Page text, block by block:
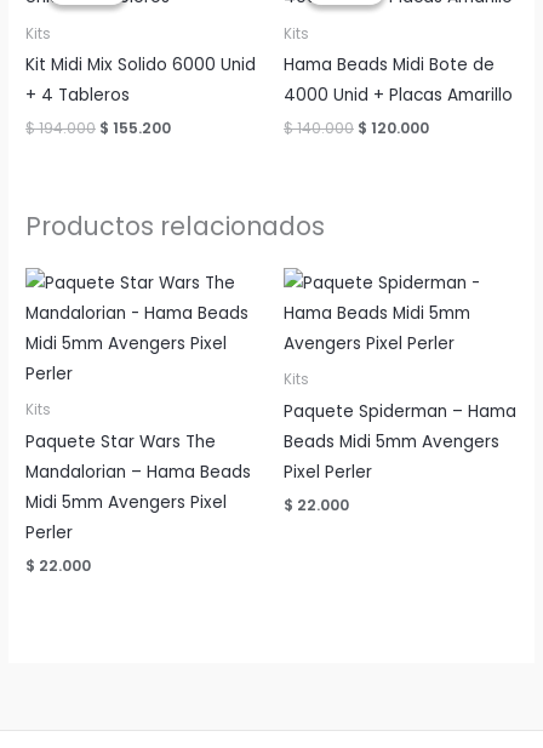
Kits
Kit Midi Mix Solido 6000 Unid
+ 4 Tableros
$194.000 El
$ 155.200El
Kits
Hama Beads Midi Bote de
4000 Unid + Placas Amarillo
$140.000 El
$ 120.000El
Productos relacionados
Kits
Paquete Star Wars The
Mandalorian – Hama Beads
Midi 5mm Avengers Pixel
Perler
$ 22.000
Kits
Paquete Spiderman – Hama
Beads Midi 5mm Avengers
Pixel Perler
$ 22.000